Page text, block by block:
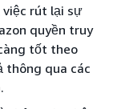
việc rút lại sự
quyền truy
tốt theo
thông qua các